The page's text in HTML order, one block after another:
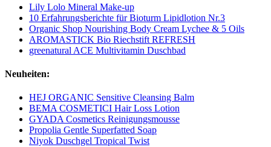
Lily Lolo Mineral Make-up
10 Erfahrungsberichte für Bioturm Lipidlotion Nr.3
Organic Shop Nourishing Body Cream Lychee & 5 Oils
AROMASTICK Bio Riechstift REFRESH
greenatural ACE Multivitamin Duschbad
Neuheiten:
HEJ ORGANIC Sensitive Cleansing Balm
BEMA COSMETICI Hair Loss Lotion
GYADA Cosmetics Reinigungsmousse
Propolia Gentle Superfatted Soap
Niyok Duschgel Tropical Twist